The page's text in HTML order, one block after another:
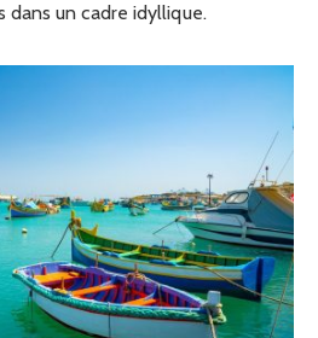
un cadre idyllique.